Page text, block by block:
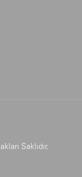
Saklıdır.